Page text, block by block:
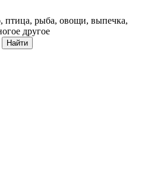
птица, рыба, овощи, выпечка,
другое